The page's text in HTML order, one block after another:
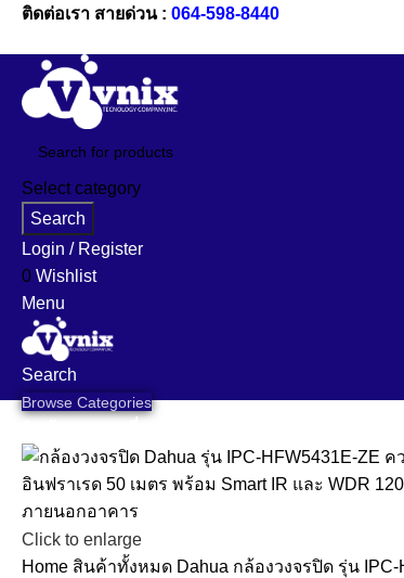
ติดต่อเรา สายด่วน : 064-598-8440
Select category
Search
Login / Register
0 Wishlist
Menu
Search
Browse Categories
Click to enlarge
Home สินค้าทั้งหมด Dahua กล้องวงจรปิด รุ่น